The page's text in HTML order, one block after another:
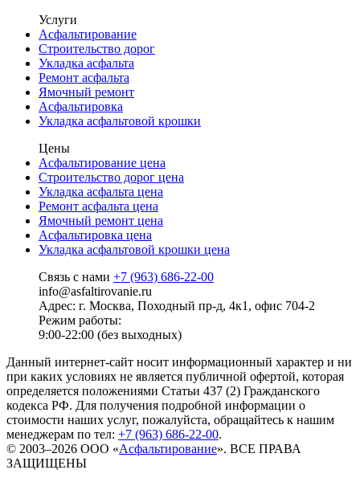
Услуги
Асфальтирование
Строительство дорог
Укладка асфальта
Ремонт асфальта
Ямочный ремонт
Асфальтировка
Укладка асфальтовой крошки
Цены
Асфальтирование цена
Строительство дорог цена
Укладка асфальта цена
Ремонт асфальта цена
Ямочный ремонт цена
Асфальтировка цена
Укладка асфальтовой крошки цена
Связь с нами +7 (963) 686-22-00
info@asfaltirovanie.ru
Адрес: г. Москва, Походный пр-д, 4к1, офис 704-2
Режим работы:
9:00-22:00 (без выходных)
Данный интернет-сайт носит информационный характер и ни
при каких условиях не является публичной офертой, которая
определяется положениями Статьи 437 (2) Гражданского
кодекса РФ. Для получения подробной информации о
стоимости наших услуг, пожалуйста, обращайтесь к нашим
менеджерам по тел: +7 (963) 686-22-00.
© 2003–2026 ООО «Асфальтирование». ВСЕ ПРАВА
ЗАЩИЩЕНЫ